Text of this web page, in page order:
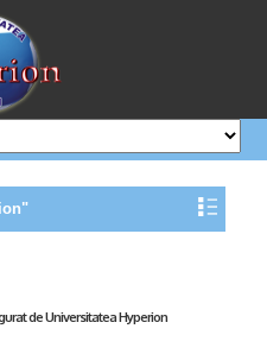
de Universitatea Hyperion